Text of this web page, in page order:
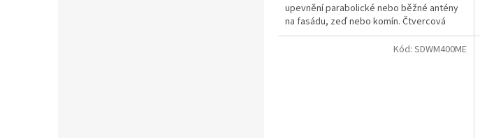
upevnění parabolické nebo běžné antény
na fasádu, zeď nebo komín. Čtvercová
plotna se čtyřmi...
Kód: SDWM400ME